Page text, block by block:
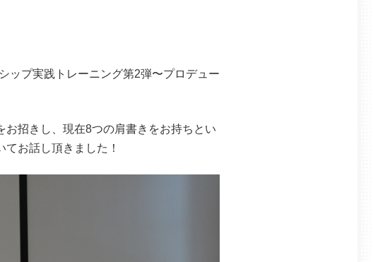
ップ実践トレーニング第2弾〜プロデュー
招きし、現在8つの肩書きをお持ちとい
お話し頂きました！